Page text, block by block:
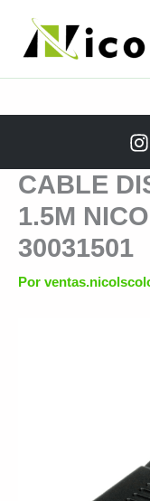
contenido
CABLE
1.5M
30031501
Por